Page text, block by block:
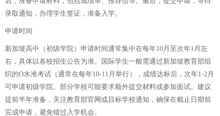
录取通知，办理学生签证，准备入学。
申请时间
新加坡高中（初级学院）申请时间通常集中在每年10月至次年1月左
右，具体以各校招生公告为准。国际学生一般需通过新加坡教育部组
织的O水准考试（通常在每年10-11月举行），成绩达标后，次年1-2月
可申请初级学院。部分学校可能要求额外提交材料或参加面试。建议
提前半年准备，关注教育部官网或目标学校通知，确保在截止日期前
完成申请，避免错过入学机会。